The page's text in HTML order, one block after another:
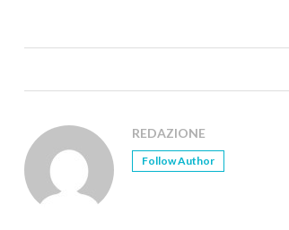
REDAZIONE
Follow Author